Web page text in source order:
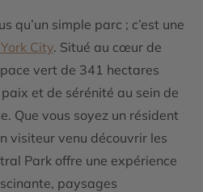
qu’un simple parc ; c’est une
City. Situé au cœur de
vert de 341 hectares
et de sérénité au sein de
Que vous soyez un résident
visiteur venu découvrir les
Park offre une expérience
paysages